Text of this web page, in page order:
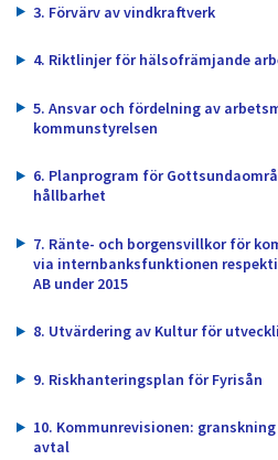
3. Förvärv av vindkraftverk
4. Riktlinjer för hälsofrämjande
5. Ansvar och fördelning av
kommunstyrelsen
6. Planprogram för
hållbarhet
7. Ränte- och borgensvillkor för
via internbanksfunktionen
AB under 2015
8. Utvärdering av Kultur för
9. Riskhanteringsplan för Fyrisån
10. Kommunrevisionen:
avtal